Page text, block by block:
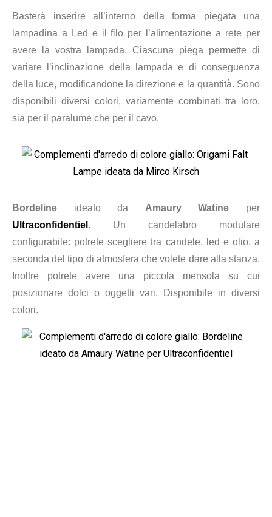
Basterà inserire all’interno della forma piegata una
lampadina a Led e il filo per l’alimentazione a rete per
avere la vostra lampada. Ciascuna piega permette di
variare l’inclinazione della lampada e di conseguenza
della luce, modificandone la direzione e la quantità. Sono
disponibili diversi colori, variamente combinati tra loro,
sia per il paralume che per il cavo.
Bordeline ideato da Amaury Watine per
Ultraconfidentiel . Un candelabro modulare
configurabile: potrete scegliere tra candele, led e olio, a
seconda del tipo di atmosfera che volete dare alla stanza.
Inoltre potrete avere una piccola mensola su cui
posizionare dolci o oggetti vari. Disponibile in diversi
colori.